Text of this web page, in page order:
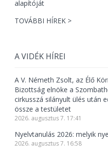
TOVÁBBI HÍREK >
A VIDÉK HÍREI
A V. Németh Zsolt, az Élő
Bizottság elnöke a
cirkusszá silányult ülés után
össze a testületet
2026. augusztus 7. 17:41
Nyelvtanulás 2026: melyik
2026. augusztus 7. 16:58